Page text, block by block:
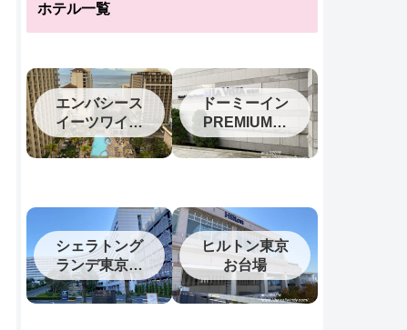
ホテル一覧
エンバシース
イーツワイキ
キ2023
ドーミーイン
PREMIUM釧
路（旧ラビス
タ釧路川）
シェラトング
ランデ東京ベ
イ
ヒルトン東京
お台場